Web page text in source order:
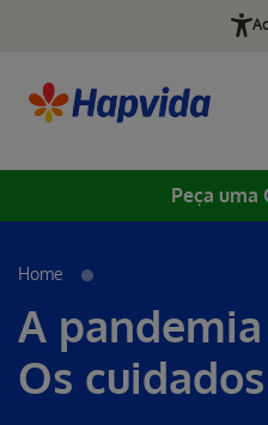
Peça uma
Home
A
Os